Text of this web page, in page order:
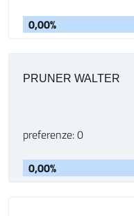
0,00%
PRUNER WALTER
preferenze: 0
0,00%